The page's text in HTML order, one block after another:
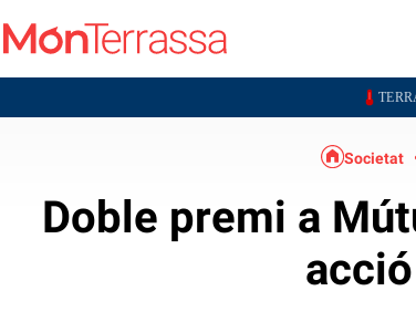
24,2°
Societat
Doble premi a